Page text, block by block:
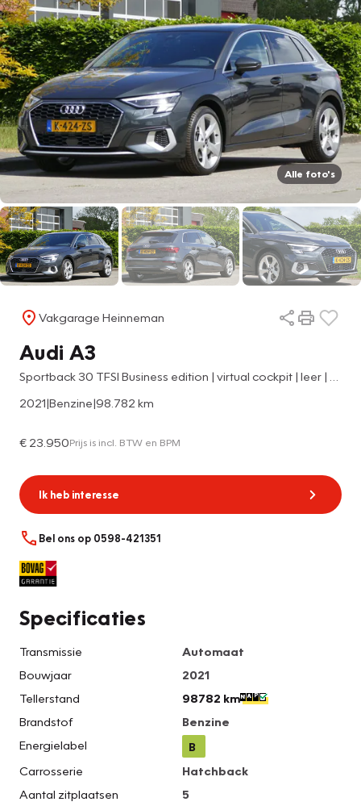
Alle foto's
Vakgarage Heinneman
Audi A3
2021|Benzine|98.782 km
€ 23.950Prijs is incl. BTW en BPM
Ik heb interesse
Bel ons op 0598-421351
Specificaties
Transmissie
Automaat
Bouwjaar
2021
Tellerstand
98782 km
Brandstof
Benzine
Energielabel
B
Carrosserie
Hatchback
Aantal zitplaatsen
5